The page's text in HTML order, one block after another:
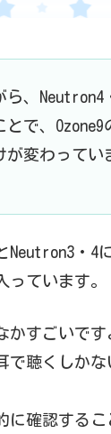
ら、Neutron4
とで、
が変わってい
Neutron3・
っています。
かすごいです
で聴くしか
に確認するこ